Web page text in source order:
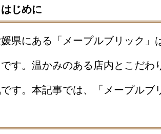
はじめに
県にある「メープルブリック」
です。温かみのある店内とこだ
す。本記事では、「メープルブ